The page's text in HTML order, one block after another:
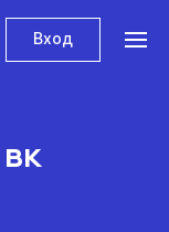
Вход